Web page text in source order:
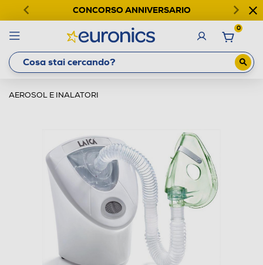
CONCORSO ANNIVERSARIO
0
AEROSOL E INALATORI